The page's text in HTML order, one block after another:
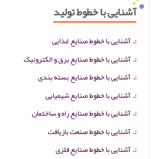
آشنایی با خطوط تولید
:. آشنایی با خطوط صنایع غذایی
:. آشنایی با خطوط صنایع برق و الکترونیک
:. آشنایی با خطوط صنایع بسته بندی
:. آشنایی با خطوط صنایع شیمیایی
:. آشنایی با خطوط صنایع راه و ساختمان
:. آشنایی با خطوط صنعت بازیافت
:. آشنایی با خطوط صنایع فلزی